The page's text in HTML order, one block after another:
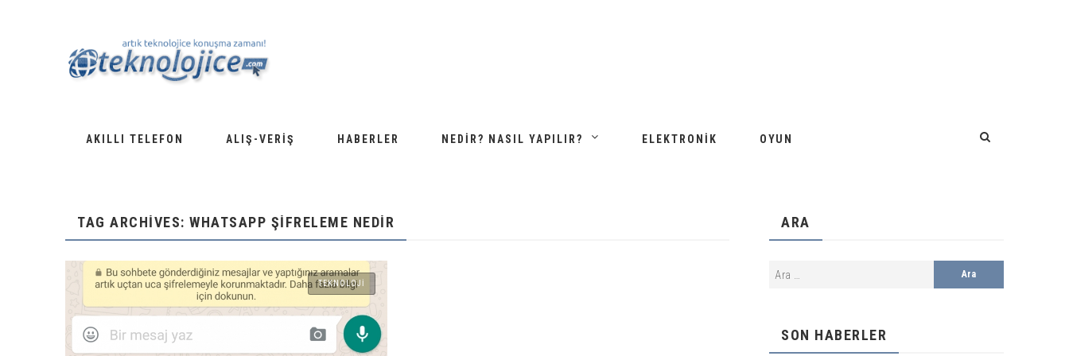
AKILLI TELEFON ALIŞ-VERIŞ HABERLER NEDIR? NASIL YAPILIR? ELEKTRONIK OYUN
TAG ARCHIVES: WHATSAPP ŞIFRELEME NEDIR
TEKNOLOJI
ARA
SON HABERLER